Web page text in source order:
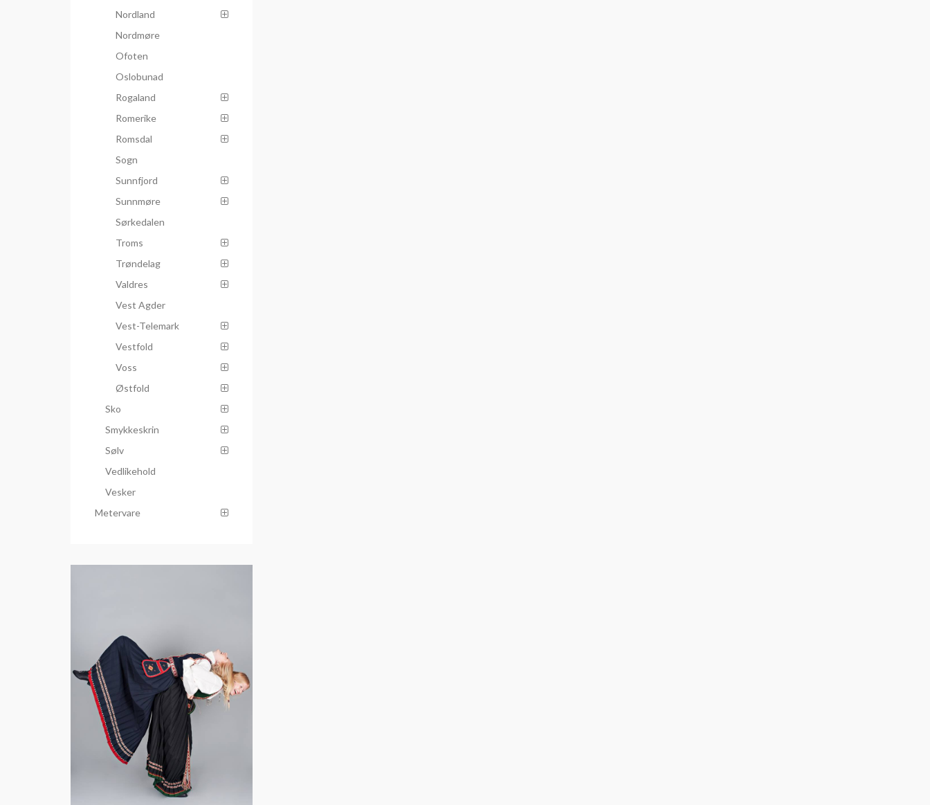
Nordland
Nordmøre
Ofoten
Oslobunad
Rogaland
Romerike
Romsdal
Sogn
Sunnfjord
Sunnmøre
Sørkedalen
Troms
Trøndelag
Valdres
Vest Agder
Vest-Telemark
Vestfold
Voss
Østfold
Sko
Smykkeskrin
Sølv
Vedlikehold
Vesker
Metervare